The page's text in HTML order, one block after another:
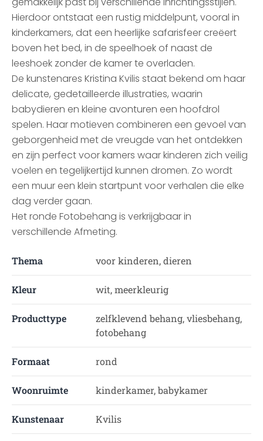
Hierdoor ontstaat een rustig middelpunt, vooral in
kinderkamers, dat een heerlijke safarisfeer creëert
boven het bed, in de speelhoek of naast de
leeshoek zonder de kamer te overladen.
De kunstenares Kristina Kvilis staat bekend om haar
delicate, gedetailleerde illustraties, waarin
babydieren en kleine avonturen een hoofdrol
spelen. Haar motieven combineren een gevoel van
geborgenheid met de vreugde van het ontdekken
en zijn perfect voor kamers waar kinderen zich veilig
voelen en tegelijkertijd kunnen dromen. Zo wordt
een muur een klein startpunt voor verhalen die elke
dag verder gaan.
Het ronde Fotobehang is verkrijgbaar in
verschillende Afmeting.
Thema voor kinderen, dieren
Kleur wit, meerkleurig
Producttype
zelfklevend behang, vliesbehang,
fotobehang
Formaat rond
Woonruimte kinderkamer, babykamer
Kunstenaar Kvilis